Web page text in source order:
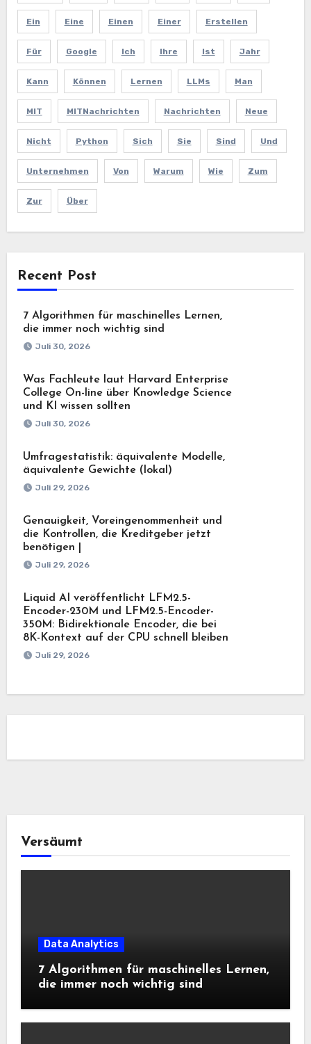
Ein Eine Einen Einer Erstellen
Für Google Ich Ihre Ist Jahr
Kann Können Lernen LLMs Man
MIT MITNachrichten Nachrichten Neue
Nicht Python Sich Sie Sind Und
Unternehmen Von Warum Wie Zum
Zur Über
Recent Post
7 Algorithmen für maschinelles Lernen,
die immer noch wichtig sind
Juli 30, 2026
Was Fachleute laut Harvard Enterprise
College On-line über Knowledge Science
und KI wissen sollten
Juli 30, 2026
Umfragestatistik: äquivalente Modelle,
äquivalente Gewichte (lokal)
Juli 29, 2026
Genauigkeit, Voreingenommenheit und
die Kontrollen, die Kreditgeber jetzt
benötigen |
Juli 29, 2026
Liquid AI veröffentlicht LFM2.5-
Encoder-230M und LFM2.5-Encoder-
350M: Bidirektionale Encoder, die bei
8K-Kontext auf der CPU schnell bleiben
Juli 29, 2026
Versäumt
Data Analytics
7 Algorithmen für maschinelles Lernen,
die immer noch wichtig sind